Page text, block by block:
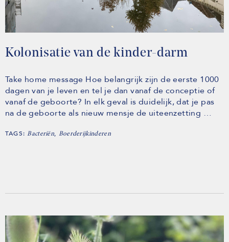
Kolonisatie van de kinder-darm
Take home message Hoe belangrijk zijn de eerste 1000
dagen van je leven en tel je dan vanaf de conceptie of
vanaf de geboorte? In elk geval is duidelijk, dat je pas
na de geboorte als nieuw mensje de uiteenzetting …
TAGS:Bacteriën, Boerderijkinderen